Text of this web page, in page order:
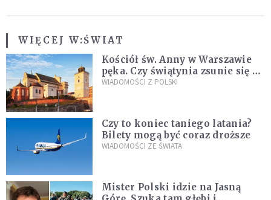
WIĘCEJ W:ŚWIAT
Kościół św. Anny w Warszawie
pęka. Czy świątynia zsunie się ze
skarpy?
WIADOMOŚCI Z POLSKI
Czy to koniec taniego latania?
Bilety mogą być coraz droższe
WIADOMOŚCI ZE ŚWIATA
Mister Polski idzie na Jasną